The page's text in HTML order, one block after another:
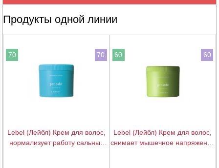
Продукты одной линии
70 70
Lebel (Лейбл) Крем для волос,
нормализует работу сальных
60 60
Lebel (Лейбл) Крем для волос,
снимает мышечное напряжение